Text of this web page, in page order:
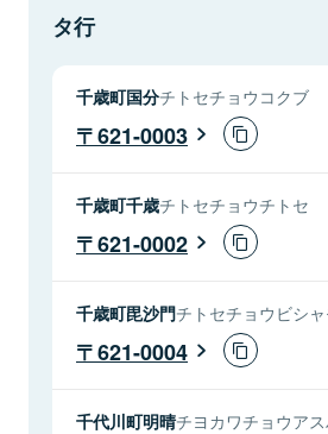
タ行
千歳町国分チトセチョウコクブ
621-0003
千歳町千歳チトセチョウチトセ
621-0002
千歳町毘沙門チトセチョウビシ
621-0004
千代川町明晴チヨカワチョウア